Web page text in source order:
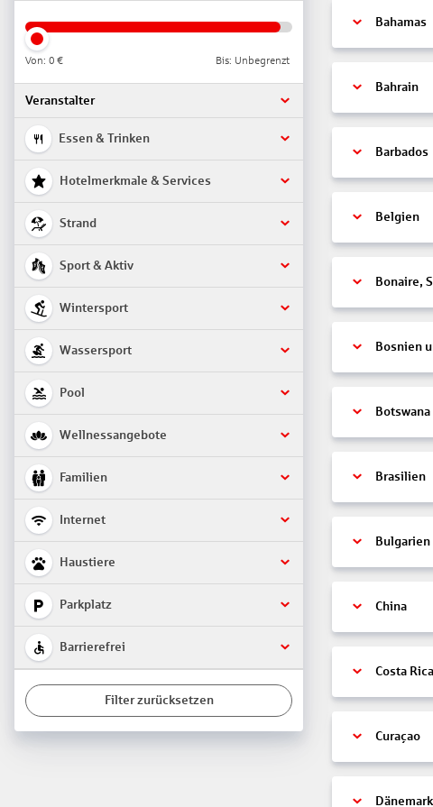
Von: 0 € Bis: Unbegrenzt
Veranstalter
Essen & Trinken
Hotelmerkmale & Services
Strand
Sport & Aktiv
Wintersport
Wassersport
Pool
Wellnessangebote
Familien
Internet
Haustiere
Parkplatz
Barrierefrei
Filter zurücksetzen
Bahamas
Bahrain
Barbados
Belgien
Bonaire,
Bosnien
Botswana
Brasilien
Bulgarien
China
Costa Rica
Curaçao
Dänemark